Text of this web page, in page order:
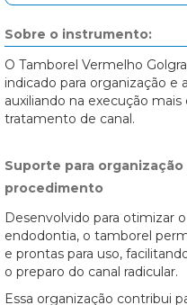
Sobre o instrumento:
O Tamborel Vermelho
indicado para organização e
auxiliando na execução
tratamento de canal.
Suporte para
procedimento
Desenvolvido para otimizar
endodontia, o tamborel
e prontas para uso,
o preparo do canal radicular.
Essa organização contribui